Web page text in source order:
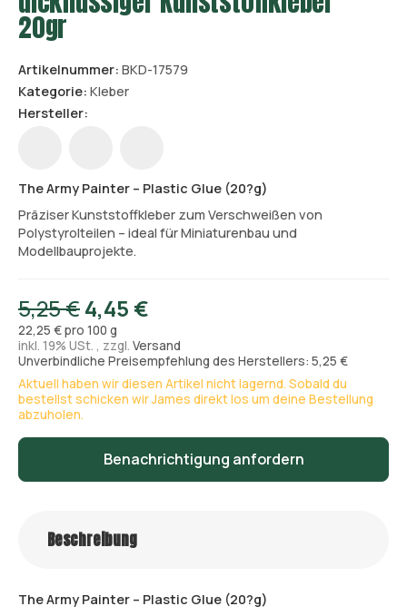
20gr
Artikelnummer: BKD-17579
Kategorie: Kleber
Hersteller:
The Army Painter – Plastic Glue (20?g)
Präziser Kunststoffkleber zum Verschweißen von
Polystyrolteilen – ideal für Miniaturenbau und
Modellbauprojekte.
5,25 €4,45 €
22,25 € pro 100 g
inkl. 19% USt. , zzgl. Versand
Unverbindliche Preisempfehlung des Herstellers: 5,25 €
Aktuell haben wir diesen Artikel nicht lagernd. Sobald du
bestellst schicken wir James direkt los um deine Bestellung
abzuholen.
Benachrichtigung anfordern
Beschreibung
The Army Painter – Plastic Glue (20?g)